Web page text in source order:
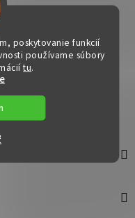
poskytovanie funkcií
používame súbory
tu.